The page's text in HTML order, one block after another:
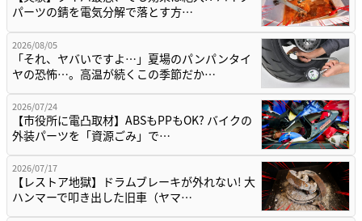
パーツの錆を電気分解で落とす方…
2026/08/05
「それ、ヤバいですよ…」夏場のパンパンタイ
ヤの恐怖…。高温が続くこの季節だか…
2026/07/24
【市役所に電凸取材】ABSもPPもOK? バイクの
外装パーツを「資源ごみ」で…
2026/07/17
【レストア地獄】ドラムブレーキが外れない! 大
ハンマーで叩き出した旧車（ヤマ…